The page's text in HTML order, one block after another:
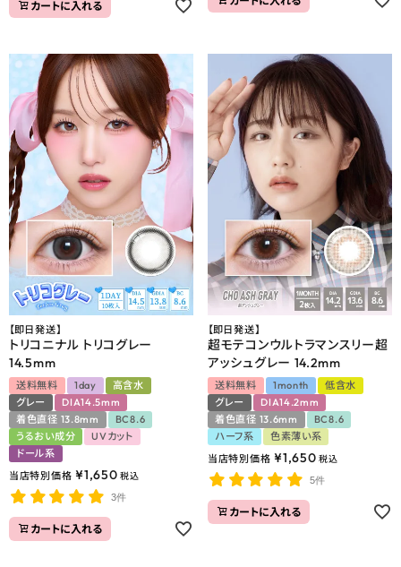
カートに入れる
【即日発送】
トリコニナル トリコグレー
14.5mm
送料無料 1day
高含水
グレー
DIA14.5mm
着色直径 13.8mm
BC8.6
うるおい成分
UVカット
ドール系
当店特別価格 ¥1,650 税込
3件
カートに入れる
【即日発送】
超モテコンウルトラマンスリー超
アッシュグレー 14.2mm
送料無料 1month
低含水
グレー
DIA14.2mm
着色直径 13.6mm
BC8.6
ハーフ系
色素薄い系
当店特別価格 ¥1,650 税込
5件
カートに入れる